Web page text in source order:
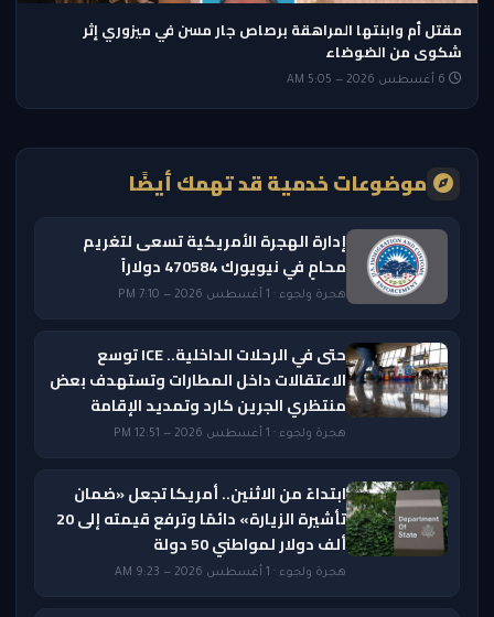
مقتل أم وابنتها المراهقة برصاص جار مسن في ميزوري إثر
شكوى من الضوضاء
موضوعات خدمية قد تهمك أيضًا
إدارة الهجرة الأمريكية تسعى لتغريم
محامٍ في نيويورك 470584 دولاراً
هجرة ولجوء · 1 أغسطس 2026 — 7:10 PM
حتى في الرحلات الداخلية.. ICE توسع
الاعتقالات داخل المطارات وتستهدف بعض
منتظري الجرين كارد وتمديد الإقامة
هجرة ولجوء · 1 أغسطس 2026 — 12:51 PM
ابتداءً من الاثنين.. أمريكا تجعل «ضمان
تأشيرة الزيارة» دائمًا وترفع قيمته إلى 20
ألف دولار لمواطني 50 دولة
هجرة ولجوء · 1 أغسطس 2026 — 9:23 AM